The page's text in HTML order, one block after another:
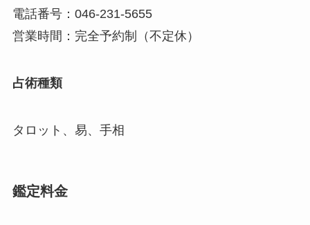
電話番号：046-231-5655
営業時間：完全予約制（不定休）
占術種類
タロット、易、手相
鑑定料金